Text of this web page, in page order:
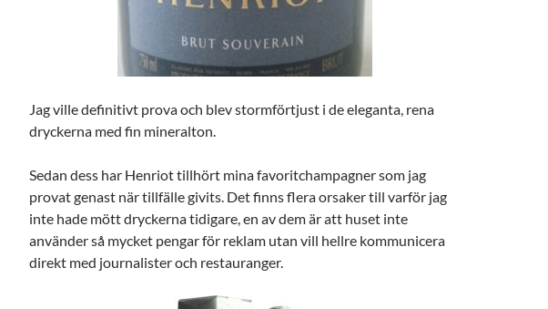
Jag ville definitivt prova och blev stormförtjust i de eleganta, rena
dryckerna med fin mineralton.
Sedan dess har Henriot tillhört mina favoritchampagner som jag
provat genast när tillfälle givits. Det finns flera orsaker till varför jag
inte hade mött dryckerna tidigare, en av dem är att huset inte
använder så mycket pengar för reklam utan vill hellre kommunicera
direkt med journalister och restauranger.